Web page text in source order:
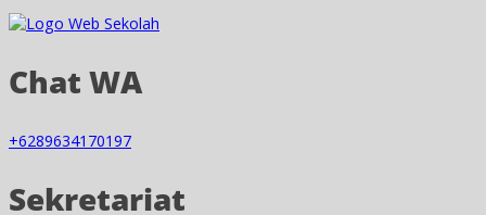
Chat WA
+6289634170197
Sekretariat